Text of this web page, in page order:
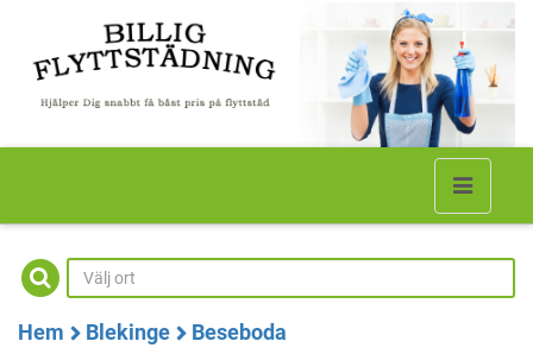
Hem Blekinge Beseboda